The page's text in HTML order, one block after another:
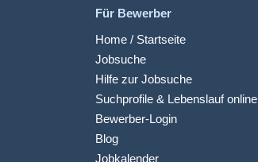
Für Bewerber
Home / Startseite
Jobsuche
Hilfe zur Jobsuche
Suchprofile & Lebenslauf online
Bewerber-Login
Blog
Jobkalender